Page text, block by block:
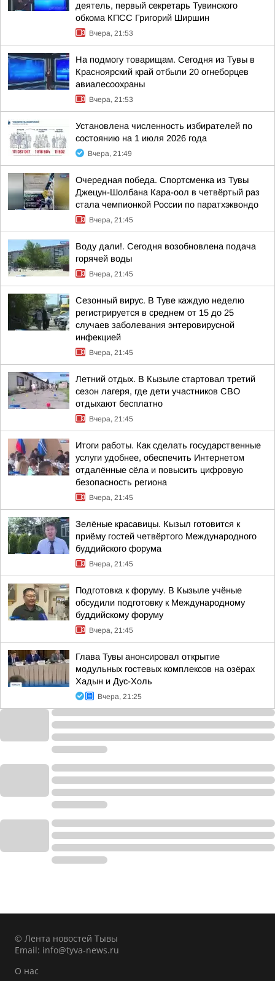
деятель, первый секретарь Тувинского
обкома КПСС Григорий Ширшин
Вчера, 21:53
На подмогу товарищам. Сегодня из Тувы в
Красноярский край отбыли 20 огнеборцев
авиалесоохраны
Вчера, 21:53
Установлена численность избирателей по
состоянию на 1 июля 2026 года
Вчера, 21:49
Очередная победа. Спортсменка из Тувы
Джецун-Шолбана Кара-оол в четвёртый раз
стала чемпионкой России по паратхэквондо
Вчера, 21:45
Воду дали!. Сегодня возобновлена подача
горячей воды
Вчера, 21:45
Сезонный вирус. В Туве каждую неделю
регистрируется в среднем от 15 до 25
случаев заболевания энтеровирусной
инфекцией
Вчера, 21:45
Летний отдых. В Кызыле стартовал третий
сезон лагеря, где дети участников СВО
отдыхают бесплатно
Вчера, 21:45
Итоги работы. Как сделать государственные
услуги удобнее, обеспечить Интернетом
отдалённые сёла и повысить цифровую
безопасность региона
Вчера, 21:45
Зелёные красавицы. Кызыл готовится к
приёму гостей четвёртого Международного
буддийского форума
Вчера, 21:45
Подготовка к форуму. В Кызыле учёные
обсудили подготовку к Международному
буддийскому форуму
Вчера, 21:45
Глава Тувы анонсировал открытие
модульных гостевых комплексов на озёрах
Хадын и Дус-Холь
Вчера, 21:25
© Лента новостей Тывы
Email: info@tyva-news.ru
О нас